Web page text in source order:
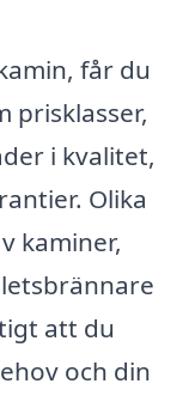
får du
prisklasser,
i kvalitet,
Olika
kaminer,
att du
och din